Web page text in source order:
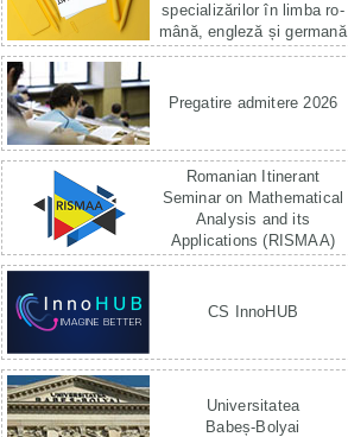
specializărilor în limba ro­
mână, engleză și germană
Pregatire admitere 2026
Romanian Itinerant
Seminar on Mathematical
Analysis and its
Applications (RISMAA)
CS InnoHUB
Universitatea
Babeș-Bolyai